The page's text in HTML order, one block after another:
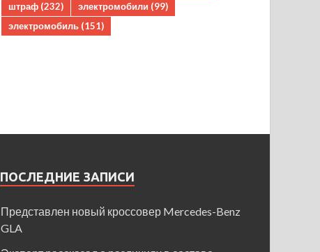
штраф (232) электромобили (99)
электромобиль (151)
ПОСЛЕДНИЕ ЗАПИСИ
Представлен новый кроссовер Mercedes-Benz
GLA